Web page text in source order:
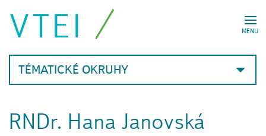
MENU
VTEI
TÉMATICKÉ OKRUHY
RNDr. Hana Janovská